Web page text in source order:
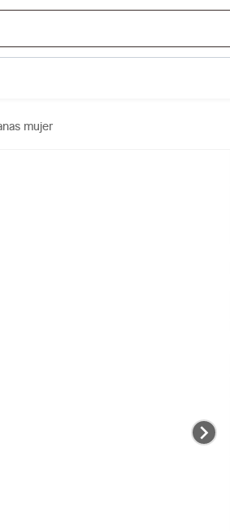
e
mujer